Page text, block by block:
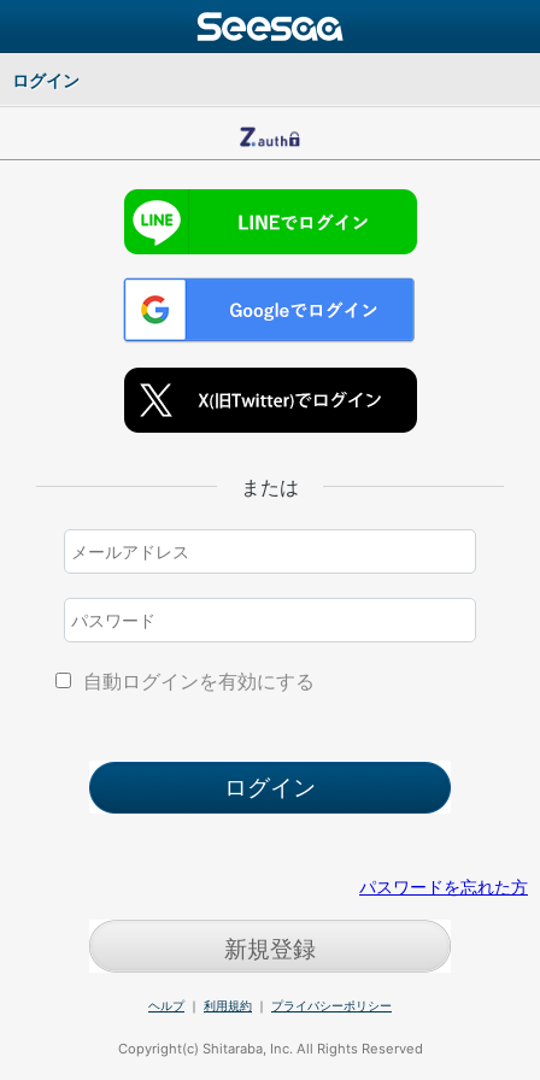
ログイン
または
自動ログインを有効にする
パスワードを忘れた方
新規登録
ヘルプ｜ 利用規約 ｜ プライバシーポリシー
Copyright(c) Shitaraba, Inc. All Rights Reserved